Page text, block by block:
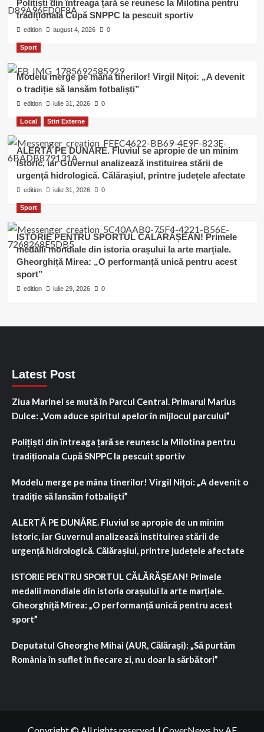
Polițiști din întreaga țară se reunesc la Milotina pentru
tradiționala Cupă SNPPC la pescuit sportiv
edition august 4, 2026 0
Sport
Modelu merge pe mâna tinerilor! Virgil Nițoi: „A devenit
o tradiție să lansăm fotbaliști”
edition iulie 31, 2026 0
Local Stiri Externe
ALERTĂ PE DUNĂRE. Fluviul se apropie de un minim
istoric, iar Guvernul analizează instituirea stării de
urgență hidrologică. Călărașiul, printre județele afectate
edition iulie 31, 2026 0
Sport
ISTORIE PENTRU SPORTUL CĂLĂRĂȘEAN! Primele
medalii mondiale din istoria orașului la arte marțiale.
Gheorghiță Mirea: „O performanță unică pentru acest
sport”
edition iulie 29, 2026 0
Latest Post
Ziua Marinei se mută în Parcul Central. Primarul Marius
Dulce: „Vom aduce spiritul apelor în mijlocul parcului”
Polițiști din întreaga țară se reunesc la Milotina pentru
tradiționala Cupă SNPPC la pescuit sportiv
Modelu merge pe mâna tinerilor! Virgil Nițoi: „A devenit o
tradiție să lansăm fotbaliști”
ALERTĂ PE DUNĂRE. Fluviul se apropie de un minim
istoric, iar Guvernul analizează instituirea stării de
urgență hidrologică. Călărașiul, printre județele afectate
ISTORIE PENTRU SPORTUL CĂLĂRĂȘEAN! Primele
medalii mondiale din istoria orașului la arte marțiale.
Gheorghiță Mirea: „O performanță unică pentru acest
sport”
Deputatul Gheorghe Mihai (AUR, Călărași): „Să purtăm
România în suflet în fiecare zi, nu doar la sărbători”